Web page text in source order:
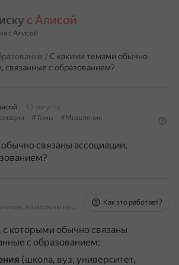
с Алисой
с Алисой
/ С какими темами обычно
связанные с образованием?
13 августа
#Темы
#Мышление
связаны ассоциации,
На основе источников, возможны неточности
Как это работает?
которыми обычно связаны
с образованием:
(школа, вуз, университет,